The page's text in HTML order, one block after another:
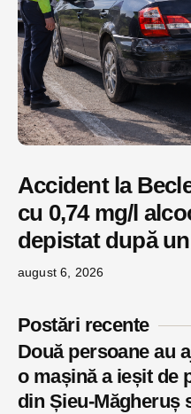
Accident la
cu 0,74 mg/l
depistat după
august 6, 2026
Postări recente
Două persoane au
o mașină a ieșit de
din Șieu-Măgheruș